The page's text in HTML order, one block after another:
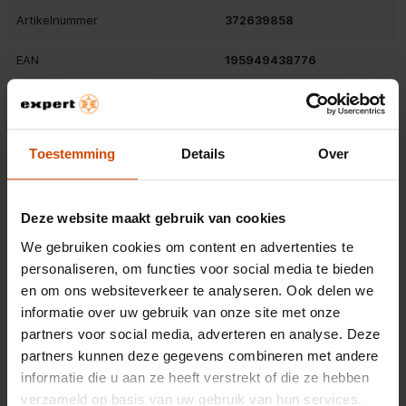
Toestemming Details Over
Deze website maakt gebruik van cookies
We gebruiken cookies om content en advertenties te
personaliseren, om functies voor social media te bieden
en om ons websiteverkeer te analyseren. Ook delen we
informatie over uw gebruik van onze site met onze
partners voor social media, adverteren en analyse. Deze
partners kunnen deze gegevens combineren met andere
informatie die u aan ze heeft verstrekt of die ze hebben
verzameld op basis van uw gebruik van hun services.
Dankzij het ontwerp van het Smart Folio kun je kiezen uit
verschillende kijkhoeken. Of je nu leest, films kijkt, typt of
FaceTime-gesprekken voert, je vindt altijd de ideale positie
Dun en licht ontwerp met magnetische bevestiging
nauwelijks extra gewicht toe aan je iPad Pro. De cover
bevestigt magnetisch aan je apparaat, waardoor installatie en
verwijdering eenvoudig zijn. Bovendien biedt het volledige
bescherming voor zowel de voor- als achterkant van je iPad
Pro.
Artikelnummer 372639858
EAN 195949438776
Belangrijkste kenmerken
Kleur
Algemene eigenschappen
Compatibiliteit iPad Pro 13-inch (M4)
Merkcompatibiliteit Apple
Ingebouwde luidsprekers
Bekijk alle specificaties
Beoordelingen
Selecteer hieronder een rij om beoordelingen te filteren.